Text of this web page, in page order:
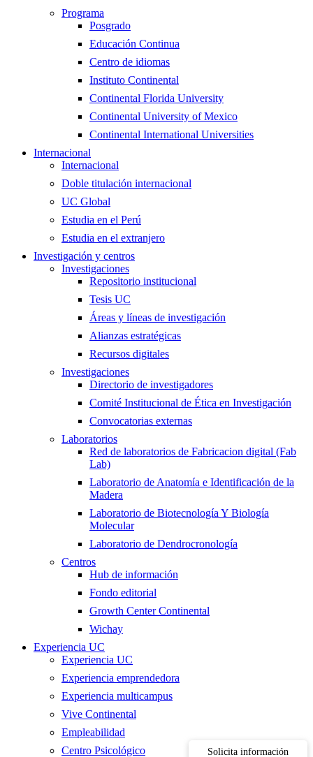
Solicita información
Programa
Posgrado
Educación Continua
Centro de idiomas
Instituto Continental
Continental Florida University
Continental University of Mexico
Continental International Universities
Internacional
Internacional
Doble titulación internacional
UC Global
Estudia en el Perú
Estudia en el extranjero
Investigación y centros
Investigaciones
Repositorio institucional
Tesis UC
Áreas y líneas de investigación
Alianzas estratégicas
Recursos digitales
Investigaciones
Directorio de investigadores
Comité Institucional de Ética en Investigación
Convocatorias externas
Laboratorios
Red de laboratorios de Fabricacion digital (Fab
Lab)
Laboratorio de Anatomía e Identificación de la
Madera
Laboratorio de Biotecnología Y Biología
Molecular
Laboratorio de Dendrocronología
Centros
Hub de información
Fondo editorial
Growth Center Continental
Wichay
Experiencia UC
Experiencia UC
Experiencia emprendedora
Experiencia multicampus
Vive Continental
Empleabilidad
Centro Psicológico